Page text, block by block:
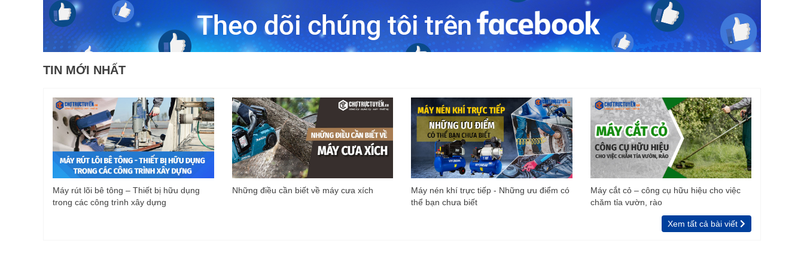
TIN MỚI NHẤT
Máy rút lõi bê tông – Thiết bị hữu dụng
trong các công trình xây dựng
Những điều cần biết về máy cưa xích
Máy nén khí trực tiếp - Những ưu điểm có
thể bạn chưa biết
Máy cắt cỏ – công cụ hữu hiệu cho việc
chăm tỉa vườn, rào
Xem tất cả bài viết